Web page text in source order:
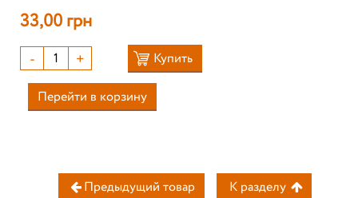
33,00 грн
- + Купить
Перейти в корзину
Предыдущий товар К разделу